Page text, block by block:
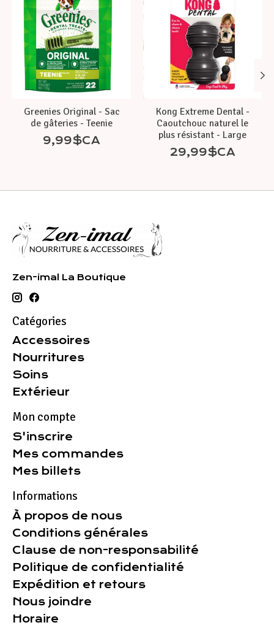
Greenies Original - Sac
de gâteries - Teenie
9,99$CA
Kong Extreme Dental -
Caoutchouc naturel le
plus résistant - Large
29,99$CA
Zen-imal La Boutique
Catégories
Accessoires
Nourritures
Soins
Extérieur
Mon compte
S'inscrire
Mes commandes
Mes billets
Informations
À propos de nous
Conditions générales
Clause de non-responsabilité
Politique de confidentialité
Expédition et retours
Nous joindre
Horaire